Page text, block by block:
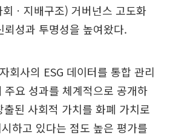
ㆍ지배구조) 거버넌스 고도화
뢰성과 투명성을 높여왔다.
회사의 ESG 데이터를 통합 관리
주요 성과를 체계적으로 공개하
출된 사회적 가치를 화폐 가치로
하고 있다는 점도 높은 평가를